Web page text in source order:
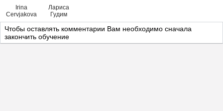
Irina
Cervjakova
Лариса
Гудим
Чтобы оставлять комментарии Вам необходимо сначала
закончить обучение